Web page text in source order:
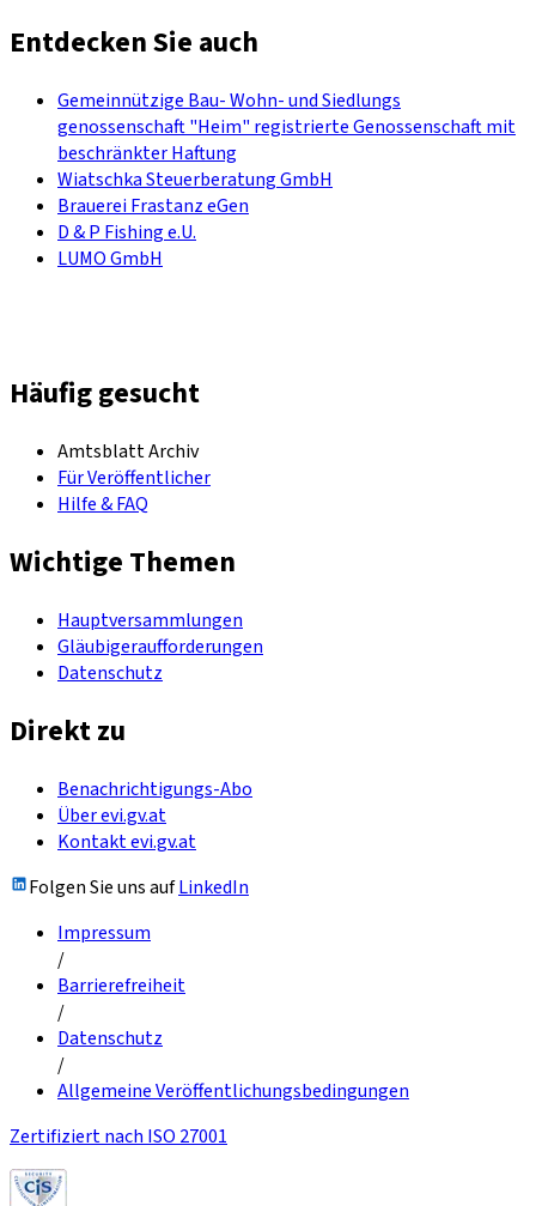
Entdecken Sie auch
Gemeinnützige Bau- Wohn- und Siedlungs
genossenschaft "Heim" registrierte Genossenschaft mit
beschränkter Haftung
Wiatschka Steuerberatung GmbH
Brauerei Frastanz eGen
D & P Fishing e.U.
LUMO GmbH
Häufig gesucht
Amtsblatt Archiv
Für Veröffentlicher
Hilfe & FAQ
Wichtige Themen
Hauptversammlungen
Gläubigeraufforderungen
Datenschutz
Direkt zu
Benachrichtigungs-Abo
Über evi.gv.at
Kontakt evi.gv.at
Folgen Sie uns aufLinkedIn
Impressum
/
Barrierefreiheit
/
Datenschutz
/
Allgemeine Veröffentlichungsbedingungen
Zertifiziert nach ISO 27001